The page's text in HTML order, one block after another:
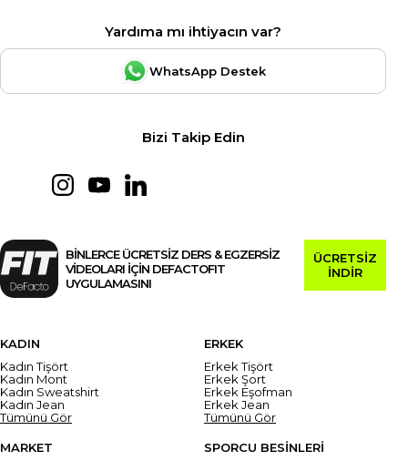
Yardıma mı ihtiyacın var?
WhatsApp Destek
Bizi Takip Edin
BİNLERCE ÜCRETSİZ DERS & EGZERSİZ
VİDEOLARI İÇİN DEFACTOFIT
UYGULAMASINI
ÜCRETSİZ
İNDİR
KADIN
Kadın Tişört
Kadın Mont
Kadın Sweatshirt
Kadın Jean
Tümünü Gör
ERKEK
Erkek Tişört
Erkek Şort
Erkek Eşofman
Erkek Jean
Tümünü Gör
MARKET
SPORCU BESİNLERİ